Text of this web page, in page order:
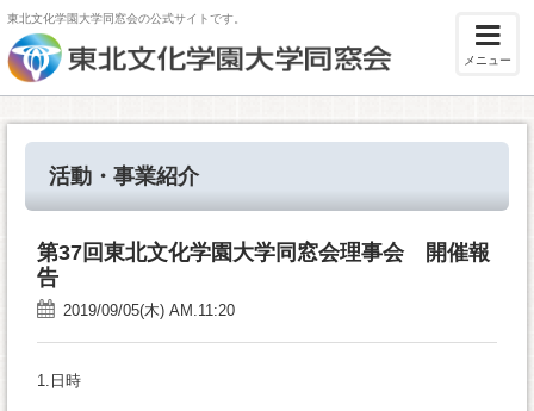
東北文化学園大学同窓会の公式サイトです。
メニュー
活動・事業紹介
第37回東北文化学園大学同窓会理事会 開催報
告
2019/09/05(木) AM.11:20
1.日時